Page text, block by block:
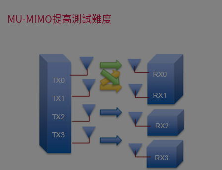
MU-MIMO提高測試難度